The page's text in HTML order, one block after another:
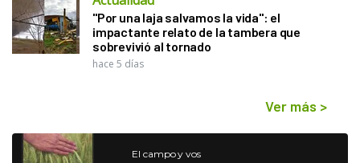
"Por una laja salvamos la vida": el
impactante relato de la tambera que
sobrevivió al tornado
hace 5 días
Ver más >
El campo y vos